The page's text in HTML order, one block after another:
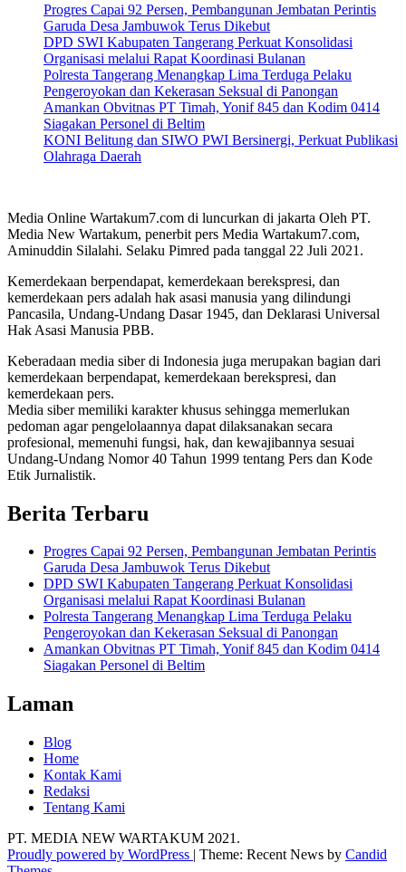
Progres Capai 92 Persen, Pembangunan Jembatan Perintis
Garuda Desa Jambuwok Terus Dikebut
DPD SWI Kabupaten Tangerang Perkuat Konsolidasi
Organisasi melalui Rapat Koordinasi Bulanan
Polresta Tangerang Menangkap Lima Terduga Pelaku
Pengeroyokan dan Kekerasan Seksual di Panongan
Amankan Obvitnas PT Timah, Yonif 845 dan Kodim 0414
Siagakan Personel di Beltim
KONI Belitung dan SIWO PWI Bersinergi, Perkuat Publikasi
Olahraga Daerah
Media Online Wartakum7.com di luncurkan di jakarta Oleh PT.
Media New Wartakum, penerbit pers Media Wartakum7.com,
Aminuddin Silalahi. Selaku Pimred pada tanggal 22 Juli 2021.
Kemerdekaan berpendapat, kemerdekaan berekspresi, dan
kemerdekaan pers adalah hak asasi manusia yang dilindungi
Pancasila, Undang-Undang Dasar 1945, dan Deklarasi Universal
Hak Asasi Manusia PBB.
Keberadaan media siber di Indonesia juga merupakan bagian dari
kemerdekaan berpendapat, kemerdekaan berekspresi, dan
kemerdekaan pers.
Media siber memiliki karakter khusus sehingga memerlukan
pedoman agar pengelolaannya dapat dilaksanakan secara
profesional, memenuhi fungsi, hak, dan kewajibannya sesuai
Undang-Undang Nomor 40 Tahun 1999 tentang Pers dan Kode
Etik Jurnalistik.
Berita Terbaru
Progres Capai 92 Persen, Pembangunan Jembatan Perintis
Garuda Desa Jambuwok Terus Dikebut
DPD SWI Kabupaten Tangerang Perkuat Konsolidasi
Organisasi melalui Rapat Koordinasi Bulanan
Polresta Tangerang Menangkap Lima Terduga Pelaku
Pengeroyokan dan Kekerasan Seksual di Panongan
Amankan Obvitnas PT Timah, Yonif 845 dan Kodim 0414
Siagakan Personel di Beltim
Laman
Blog
Home
Kontak Kami
Redaksi
Tentang Kami
PT. MEDIA NEW WARTAKUM 2021.
Proudly powered by WordPress | Theme: Recent News by Candid